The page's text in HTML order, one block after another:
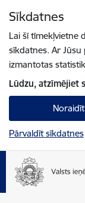
Sīkdatnes
Lai šī tīmekļvietne
sīkdatnes. Ar
izmantotas
Lūdzu, atzīmējiet
Noraidīt
Pārvaldīt sīkdatnes